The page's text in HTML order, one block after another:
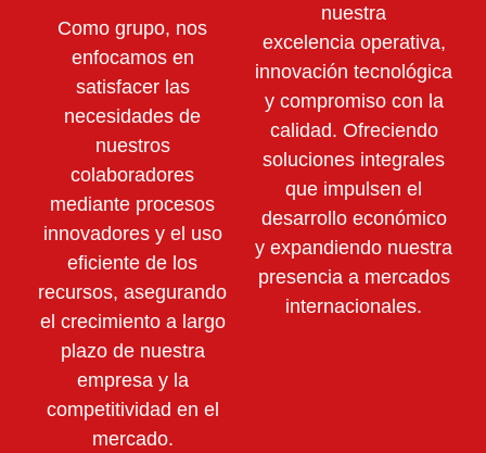
Como grupo, nos
enfocamos en
satisfacer las
necesidades de
nuestros
colaboradores
mediante procesos
innovadores y el uso
eficiente de los
recursos, asegurando
el crecimiento a largo
plazo de nuestra
empresa y la
competitividad en el
mercado.
nuestra
excelencia operativa,
innovación tecnológica
y compromiso con la
calidad. Ofreciendo
soluciones integrales
que impulsen el
desarrollo económico
y expandiendo nuestra
presencia a mercados
internacionales.